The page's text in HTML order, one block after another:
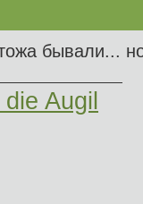
бывали...
Augil